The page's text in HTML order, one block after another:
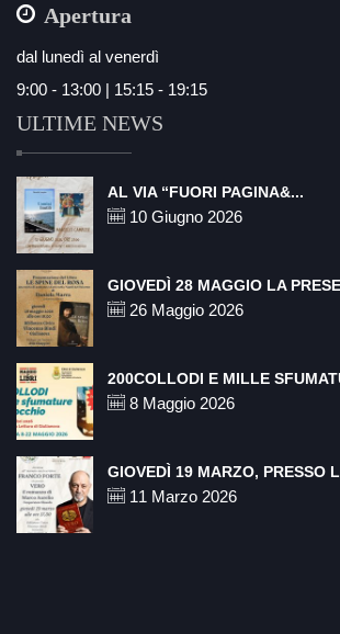
Apertura
dal lunedì al venerdì
9:00 - 13:00 | 15:15 - 19:15
ULTIME NEWS
AL VIA “FUORI PAGINA&...
10 Giugno 2026
GIOVEDÌ 28 MAGGIO LA
26 Maggio 2026
200COLLODI E MILLE
8 Maggio 2026
GIOVEDÌ 19 MARZO, PRESSO
11 Marzo 2026